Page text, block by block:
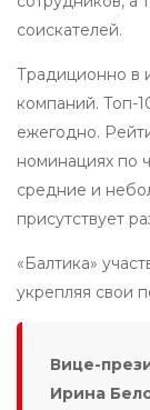
соискателей.
Традиционно в
компаний. Топ-
ежегодно.
номинациях по
средние и
присутствует
«Балтика»
укрепляя свои
Вице-
Ирина